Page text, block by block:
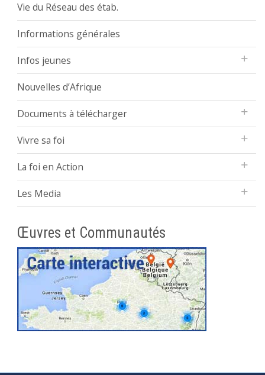
Vie du Réseau des étab.
Informations générales
Infos jeunes
Nouvelles d’Afrique
Documents à télécharger
Vivre sa foi
La foi en Action
Les Media
Œuvres et Communautés